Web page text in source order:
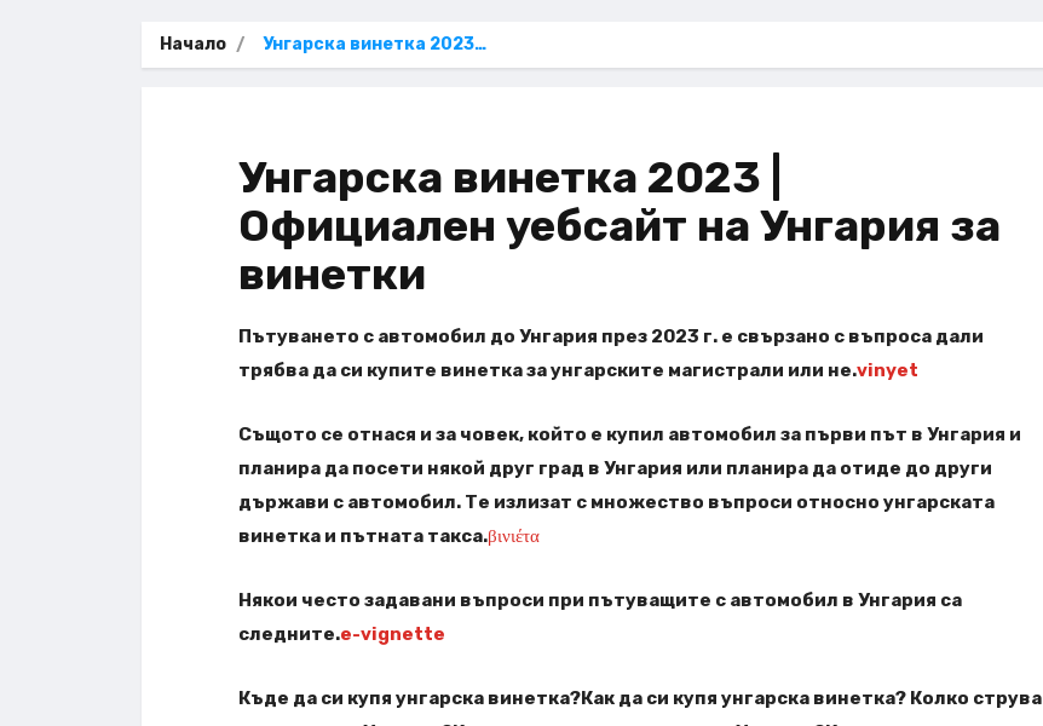
Начало Унгарска винетка 2023…
Унгарска винетка 2023 |
Официален уебсайт на Унгария за
винетки
Пътуването с автомобил до Унгария през 2023 г. е свързано с въпроса дали
трябва да си купите винетка за унгарските магистрали или не.vinyet
Същото се отнася и за човек, който е купил автомобил за първи път в Унгария и
планира да посети някой друг град в Унгария или планира да отиде до други
държави с автомобил. Те излизат с множество въпроси относно унгарската
винетка и пътната такса.βινιέτα
Някои често задавани въпроси при пътуващите с автомобил в Унгария са
следните.e-vignette
Къде да си купя унгарска винетка?Как да си купя унгарска винетка? Колко струва